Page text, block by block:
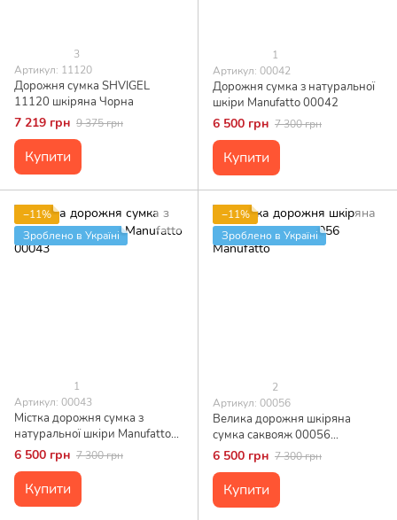
3
Артикул: 11120
Дорожня сумка SHVIGEL
11120 шкіряна Чорна
7 219 грн 9 375 грн
Купити
1
Артикул: 00042
Дорожня сумка з натуральної
шкіри Manufatto 00042
6 500 грн 7 300 грн
Купити
−11%
Зроблено в Україні
1
Артикул: 00043
Містка дорожня сумка з
натуральної шкіри Manufatto
00043
6 500 грн 7 300 грн
Купити
−11%
Зроблено в Україні
2
Артикул: 00056
Велика дорожня шкіряна
сумка саквояж 00056
Manufatto
6 500 грн 7 300 грн
Купити